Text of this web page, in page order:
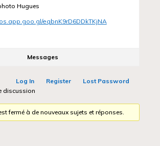
Hugues
eqbnK9rD6DDkTKjNA
Messages
Log In Register
Lost Password
discussion
fermé à de nouveaux sujets et réponses.